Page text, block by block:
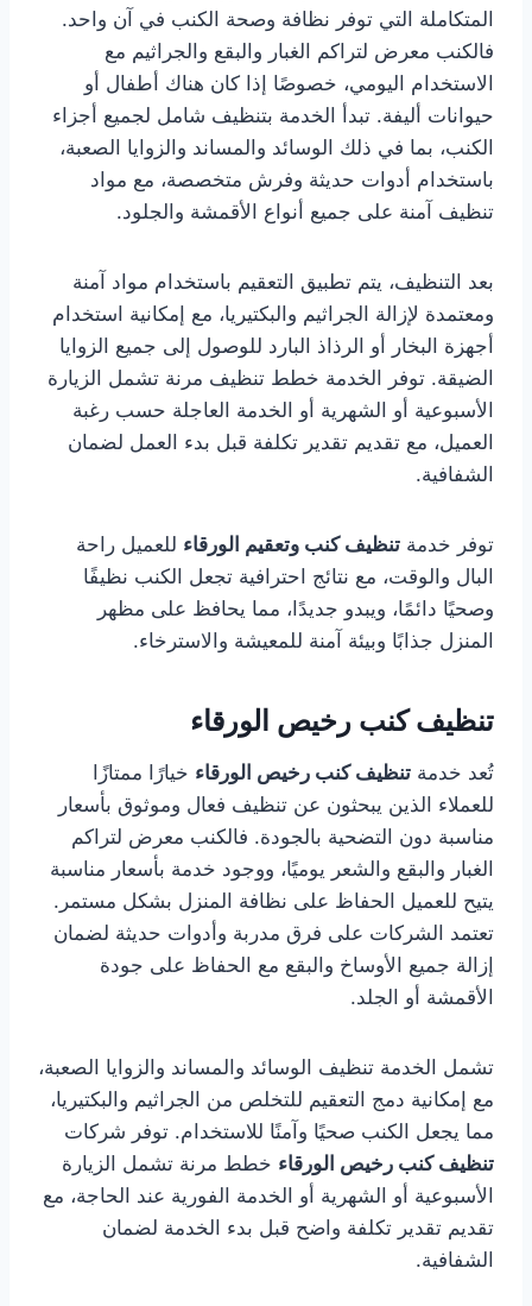
المتكاملة التي توفر نظافة وصحة الكنب في آن واحد.
فالكنب معرض لتراكم الغبار والبقع والجراثيم مع
الاستخدام اليومي، خصوصًا إذا كان هناك أطفال أو
حيوانات أليفة. تبدأ الخدمة بتنظيف شامل لجميع أجزاء
الكنب، بما في ذلك الوسائد والمساند والزوايا الصعبة،
باستخدام أدوات حديثة وفرش متخصصة، مع مواد
تنظيف آمنة على جميع أنواع الأقمشة والجلود.
بعد التنظيف، يتم تطبيق التعقيم باستخدام مواد آمنة
ومعتمدة لإزالة الجراثيم والبكتيريا، مع إمكانية استخدام
أجهزة البخار أو الرذاذ البارد للوصول إلى جميع الزوايا
الضيقة. توفر الخدمة خطط تنظيف مرنة تشمل الزيارة
الأسبوعية أو الشهرية أو الخدمة العاجلة حسب رغبة
العميل، مع تقديم تقدير تكلفة قبل بدء العمل لضمان
الشفافية.
توفر خدمة تنظيف كنب وتعقيم الورقاء للعميل راحة
البال والوقت، مع نتائج احترافية تجعل الكنب نظيفًا
وصحيًا دائمًا، ويبدو جديدًا، مما يحافظ على مظهر
المنزل جذابًا وبيئة آمنة للمعيشة والاسترخاء.
تنظيف كنب رخيص الورقاء
تُعد خدمة تنظيف كنب رخيص الورقاء خيارًا ممتازًا
للعملاء الذين يبحثون عن تنظيف فعال وموثوق بأسعار
مناسبة دون التضحية بالجودة. فالكنب معرض لتراكم
الغبار والبقع والشعر يوميًا، ووجود خدمة بأسعار مناسبة
يتيح للعميل الحفاظ على نظافة المنزل بشكل مستمر.
تعتمد الشركات على فرق مدربة وأدوات حديثة لضمان
إزالة جميع الأوساخ والبقع مع الحفاظ على جودة
الأقمشة أو الجلد.
تشمل الخدمة تنظيف الوسائد والمساند والزوايا الصعبة،
مع إمكانية دمج التعقيم للتخلص من الجراثيم والبكتيريا،
مما يجعل الكنب صحيًا وآمنًا للاستخدام. توفر شركات
تنظيف كنب رخيص الورقاء خطط مرنة تشمل الزيارة
الأسبوعية أو الشهرية أو الخدمة الفورية عند الحاجة، مع
تقديم تقدير تكلفة واضح قبل بدء الخدمة لضمان
الشفافية.